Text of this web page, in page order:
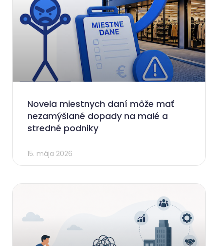
Novela miestnych daní môže mať
nezamýšlané dopady na malé a
stredné podniky
15. mája 2026